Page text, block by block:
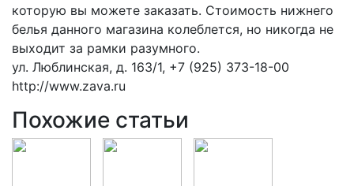
которую вы можете заказать. Стоимость нижнего
белья данного магазина колеблется, но никогда не
выходит за рамки разумного.
ул. Люблинская, д. 163/1, +7 (925) 373-18-00
http://www.zava.ru
Похожие статьи